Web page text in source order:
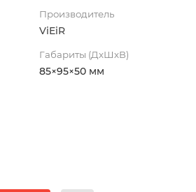
Производитель
ViEiR
Габариты (ДхШхВ)
85×95×50 мм